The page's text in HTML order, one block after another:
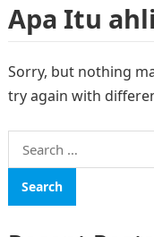
Apa Itu
Sorry, but nothing
try again with
Search
for: